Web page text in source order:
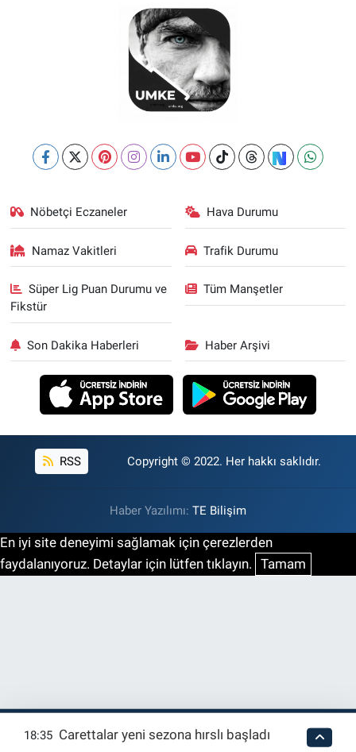
Nöbetçi Eczaneler Hava Durumu
Namaz Vakitleri Trafik Durumu
Süper Lig Puan Durumu ve
Fikstür
Tüm Manşetler
Son Dakika Haberleri Haber Arşivi
RSS Copyright © 2022. Her hakkı saklıdır.
Haber Yazılımı: TE Bilişim
En iyi site deneyimi sağlamak için çerezlerden
faydalanıyoruz. Detaylar için lütfen tıklayın. Tamam
18:35 Carettalar yeni sezona hırslı başladı